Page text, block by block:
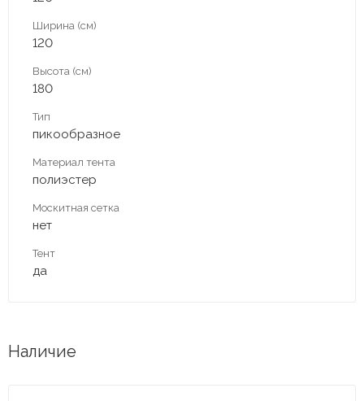
Ширина (см)
120
Высота (см)
180
Тип
пикообразное
Материал тента
полиэстер
Москитная сетка
нет
Тент
да
Наличие